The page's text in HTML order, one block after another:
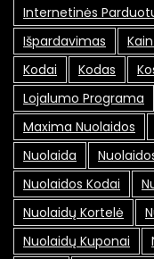
Internetinės
Išpardavimas
Kodai
Kodas
Lojalumo Programa
Maxima Nuolaidos
Nuolaida
Nuolaidos Kodai
Nuolaidų Kortelė
Nuolaidų Kuponai